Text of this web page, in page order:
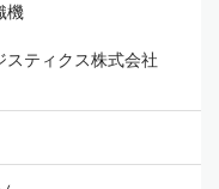
機
スティクス株式会社